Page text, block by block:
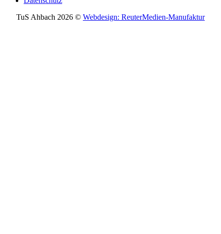
TuS Ahbach 2026 © Webdesign: ReuterMedien-Manufaktur